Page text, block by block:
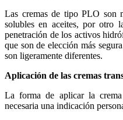
Las cremas de tipo PLO son
solubles en aceites, por
penetración de los activos
que son de elección más
son ligeramente diferentes.
Aplicación de las cremas
La forma de aplicar la
necesaria una indicación